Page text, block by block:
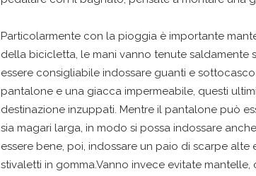
Particolarmente con la pioggia è importante
della bicicletta, le mani vanno tenute saldamente
essere consigliabile indossare guanti e
pantalone e una giacca impermeabile, questi
destinazione inzuppati. Mentre il pantalone può
sia magari larga, in modo si possa indossare
essere bene, poi, indossare un paio di scarpe
stivaletti in gomma.Vanno invece evitate